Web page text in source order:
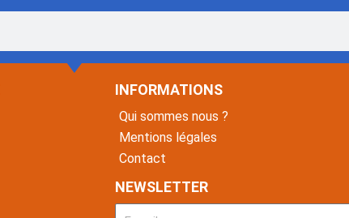
INFORMATIONS
Qui sommes nous ?
Mentions légales
Contact
NEWSLETTER